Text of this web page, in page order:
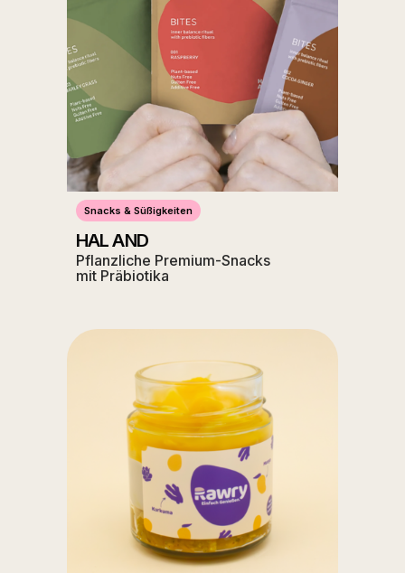
Snacks & Süßigkeiten
HAL AND
Pflanzliche Premium-Snacks
mit Präbiotika